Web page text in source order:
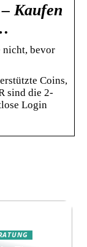
Kaufen
nicht, bevor
Coins,
sind die 2-
Login